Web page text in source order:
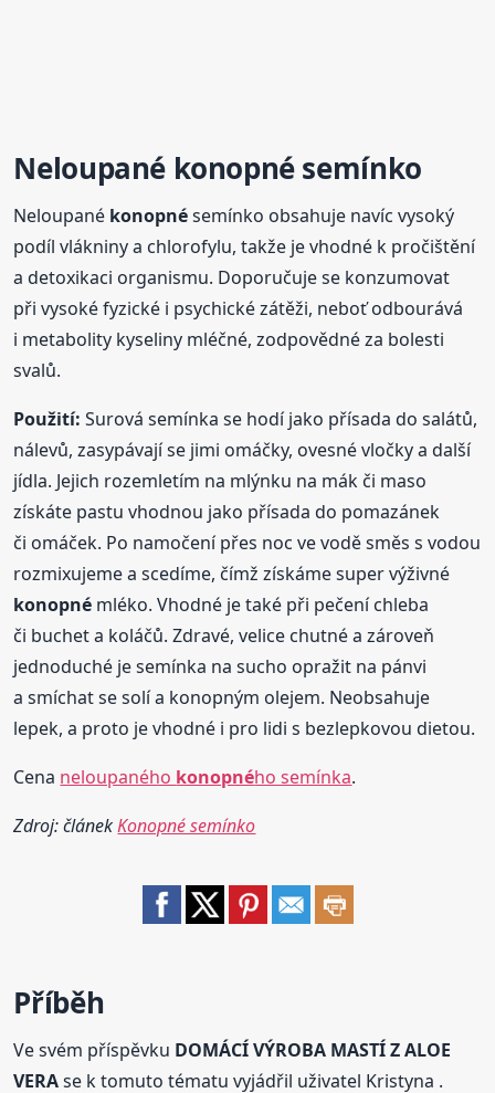
Neloupané konopnésemínko
Neloupané konopnésemínko obsahuje navíc vysoký
podíl vlákniny a chlorofylu, takže je vhodné k pročištění
a detoxikaci organismu. Doporučuje se konzumovat
při vysoké fyzické i psychické zátěži, neboť odbourává
i metabolity kyseliny mléčné, zodpovědné za bolesti
svalů.
Použití: Surová semínka se hodí jako přísada do salátů,
nálevů, zasypávají se jimi omáčky, ovesné vločky a další
jídla. Jejich rozemletím na mlýnku na mák či maso
získáte pastu vhodnou jako přísada do pomazánek
či omáček. Po namočení přes noc ve vodě směs s vodou
rozmixujeme a scedíme, čímž získáme super výživné
konopné mléko. Vhodné je také při pečení chleba
či buchet a koláčů. Zdravé, velice chutné a zároveň
jednoduché je semínka na sucho opražit na pánvi
a smíchat se solí a konopným olejem. Neobsahuje
lepek, a proto je vhodné i pro lidi s bezlepkovou dietou.
Cena neloupaného konopného semínka.
Zdroj: článekKonopné semínko
Příběh
Ve svém příspěvku DOMÁCÍ VÝROBA MASTÍ Z ALOE
VERAse k tomuto tématu vyjádřil uživatel Kristyna .